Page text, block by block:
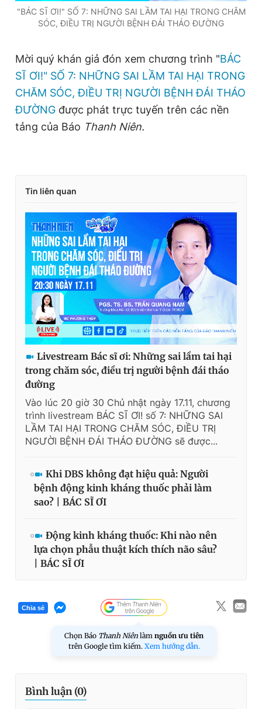
"BÁC SĨ ƠI!" SỐ 7: NHỮNG SAI LẦM TAI HẠI TRONG CHĂM
SÓC, ĐIỀU TRỊ NGƯỜI BỆNH ĐÁI THÁO ĐƯỜNG
Mời quý khán giả đón xem chương trình "BÁC
SĨ ƠI!" SỐ 7: NHỮNG SAI LẦM TAI HẠI TRONG
CHĂM SÓC, ĐIỀU TRỊ NGƯỜI BỆNH ĐÁI THÁO
ĐƯỜNG được phát trực tuyến trên các nền
tảng của Báo Thanh Niên.
Tin liên quan
Livestream Bác sĩ ơi: Những sai lầm tai hại
trong chăm sóc, điều trị người bệnh đái tháo
đường
Vào lúc 20 giờ 30 Chủ nhật ngày 17.11, chương
trình livestream BÁC SĨ ƠI! số 7: NHỮNG SAI
LẦM TAI HẠI TRONG CHĂM SÓC, ĐIỀU TRỊ
NGƯỜI BỆNH ĐÁI THÁO ĐƯỜNG sẽ được...
Khi DBS không đạt hiệu quả: Người
bệnh động kinh kháng thuốc phải làm
sao? | BÁC SĨ ƠI
Động kinh kháng thuốc: Khi nào nên
lựa chọn phẫu thuật kích thích não sâu?
| BÁC SĨ ƠI
Chia sẻ
Chọn Báo Thanh Niên làm nguồn ưu tiên
trên Google tìm kiếm. Xem hướng dẫn.
Bình luận (0)